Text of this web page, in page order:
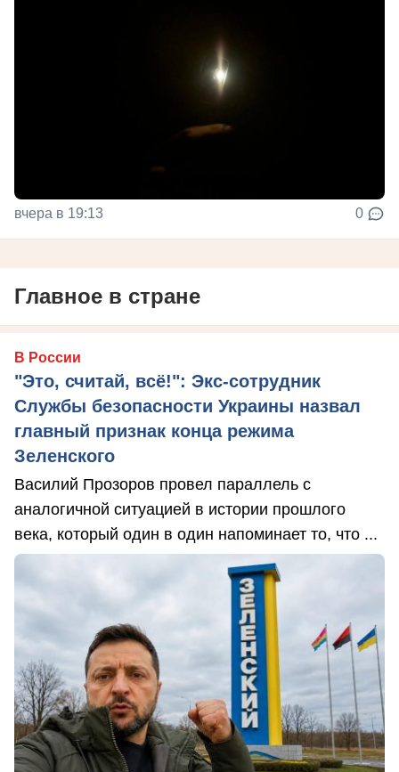
вчера в 19:13 0
Главное в стране
В России
"Это, считай, всё!": Экс-сотрудник
Службы безопасности Украины назвал
главный признак конца режима
Зеленского
Василий Прозоров провел параллель с
аналогичной ситуацией в истории прошлого
века, который один в один напоминает то, что ...